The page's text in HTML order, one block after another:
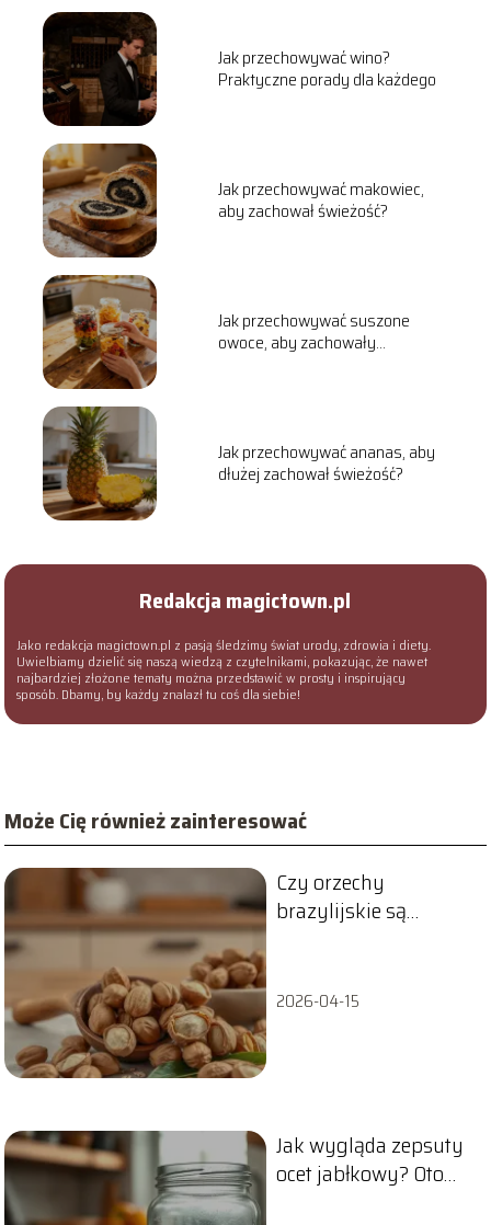
Jak przechowywać wino?
Praktyczne porady dla każdego
Jak przechowywać makowiec,
aby zachował świeżość?
Jak przechowywać suszone
owoce, aby zachowały
Jak przechowywać ananas, aby
dłużej zachował świeżość?
Redakcja magictown.pl
Jako redakcja magictown.pl z pasją śledzimy świat urody, zdrowia i diety.
Uwielbiamy dzielić się naszą wiedzą z czytelnikami, pokazując, że nawet
najbardziej złożone tematy można przedstawić w prosty i inspirujący
sposób. Dbamy, by każdy znalazł tu coś dla siebie!
Może Cię również zainteresować
Czy orzechy
brazylijskie są
2026-04-15
Jak wygląda zepsuty
ocet jabłkowy? Oto